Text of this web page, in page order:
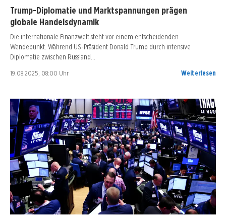
Trump-Diplomatie und Marktspannungen prägen
globale Handelsdynamik
Die internationale Finanzwelt steht vor einem entscheidenden
Wendepunkt. Während US-Präsident Donald Trump durch intensive
Diplomatie zwischen Russland…
19.08.2025, 08:00 Uhr Weiterlesen